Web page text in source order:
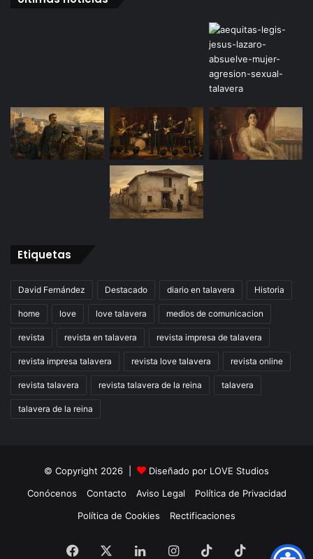
Etiquetas
David Fernández Destacado diario en talavera Historia
home love love talavera medios de comunicacion
revista revista en talavera revista impresa de talavera
revista impresa talavera revista love talavera revista online
revista talavera revista talavera de la reina talavera
talavera de la reina
© Copyright 2026 | Diseñado por LOVE Studios
Conócenos
Contacto Aviso Legal
Política de Privacidad
Política de Cookies
Rectificaciones
Facebook LinkedInInstagram
TikTok